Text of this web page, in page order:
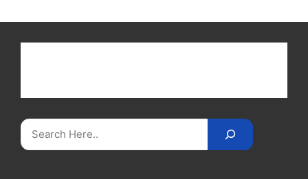
Search